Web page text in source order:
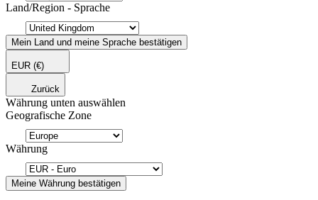
Land/Region - Sprache
Mein Land und meine Sprache bestätigen
EUR (€)
Zurück
Währung unten auswählen
Geografische Zone
Währung
Meine Währung bestätigen